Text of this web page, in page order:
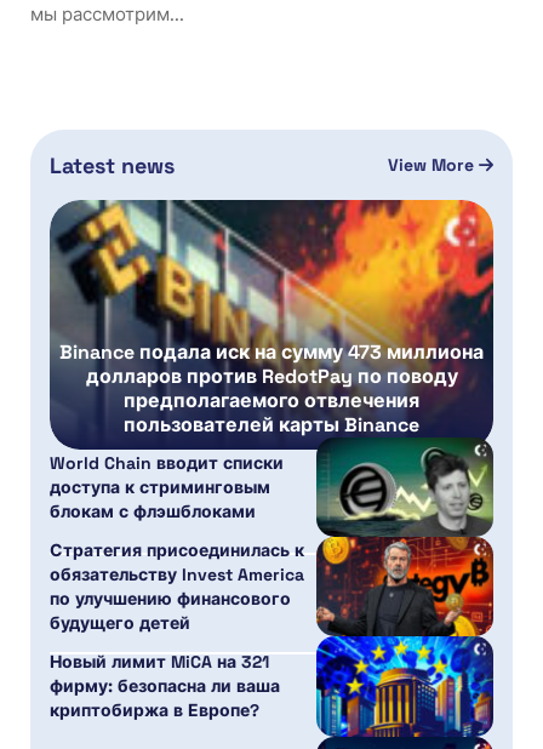
мы рассмотрим...
Latest news View More
Binance подала иск на сумму 473 миллиона
долларов против RedotPay по поводу
предполагаемого отвлечения
пользователей карты Binance
World Chain вводит списки
доступа к стриминговым
блокам с флэшблоками
Стратегия присоединилась к
обязательству Invest America
по улучшению финансового
будущего детей
Новый лимит MiCA на 321
фирму: безопасна ли ваша
криптобиржа в Европе?